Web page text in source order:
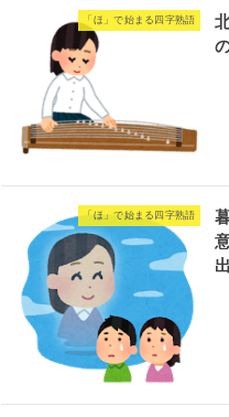
「ほ」で始まる四字熟語
「ほ」で始まる四字熟語